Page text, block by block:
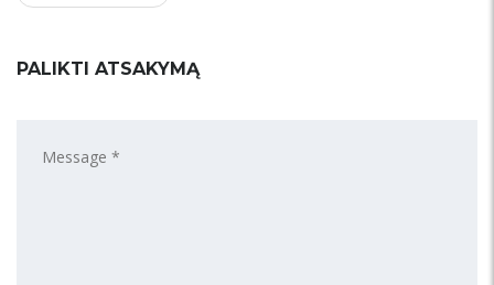
PALIKTI ATSAKYMĄ